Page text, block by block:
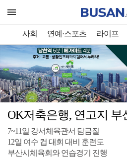
사회 연예·스포츠 라이프
OK저축은행, 연고지 부
7~11일 강서체육관서 담금질
12일 여수 컵 대회 대비 훈련도
부산시체육회와 연습경기 진행